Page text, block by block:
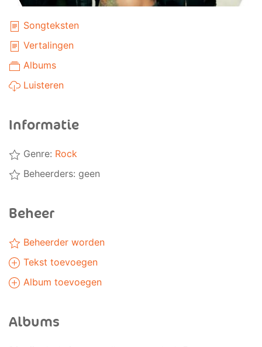
Songteksten
Vertalingen
Albums
Luisteren
Informatie
Genre: Rock
Beheerders: geen
Beheer
Beheerder worden
Tekst toevoegen
Album toevoegen
Albums